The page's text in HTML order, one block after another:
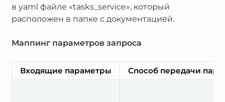
в yaml файле «tasks_service», который
расположен в папке с документацией.
Маппинг параметров запроса
Входящие параметры Способ передачи